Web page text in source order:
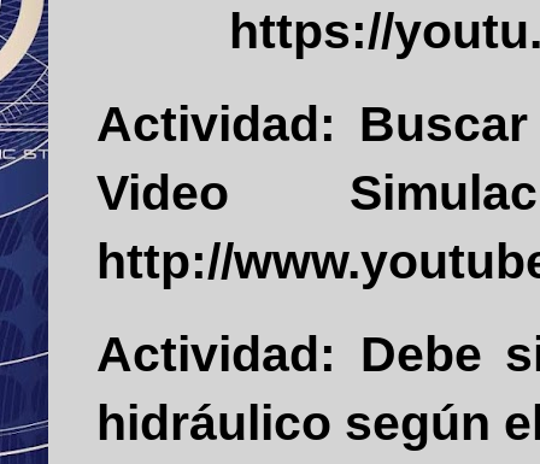
https://
Actividad:
Video
http://
Actividad: Debe
hidráulico según